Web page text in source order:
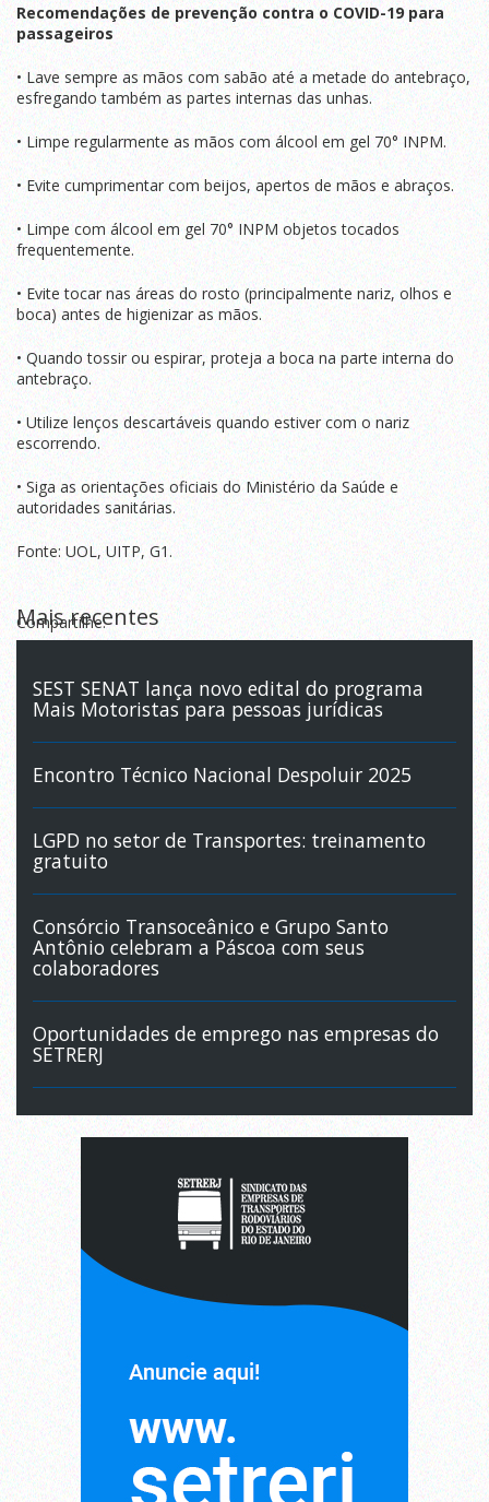
Recomendações de prevenção contra o COVID-19 para
passageiros
• Lave sempre as mãos com sabão até a metade do antebraço,
esfregando também as partes internas das unhas.
• Limpe regularmente as mãos com álcool em gel 70° INPM.
• Evite cumprimentar com beijos, apertos de mãos e abraços.
• Limpe com álcool em gel 70° INPM objetos tocados
frequentemente.
• Evite tocar nas áreas do rosto (principalmente nariz, olhos e
boca) antes de higienizar as mãos.
• Quando tossir ou espirar, proteja a boca na parte interna do
antebraço.
• Utilize lenços descartáveis quando estiver com o nariz
escorrendo.
• Siga as orientações oficiais do Ministério da Saúde e
autoridades sanitárias.
Fonte: UOL, UITP, G1.
Compartilhe:
Mais recentes
SEST SENAT lança novo edital do programa
Mais Motoristas para pessoas jurídicas
Encontro Técnico Nacional Despoluir 2025
LGPD no setor de Transportes: treinamento
gratuito
Consórcio Transoceânico e Grupo Santo
Antônio celebram a Páscoa com seus
colaboradores
Oportunidades de emprego nas empresas do
SETRERJ